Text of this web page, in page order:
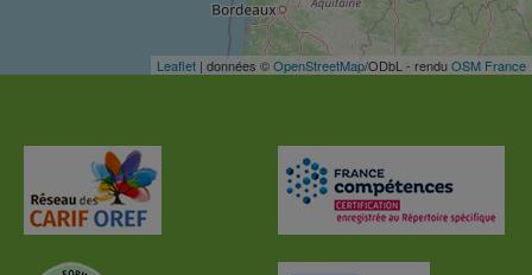
Leaflet | données ©OpenStreetMap/ODbL - renduOSM France